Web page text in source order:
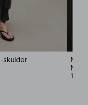
skulder
NOK
1